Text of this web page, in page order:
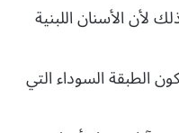
لأن الأسنان اللبنية
الطبقة السوداء التي